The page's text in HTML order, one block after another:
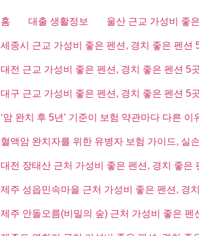
홈 대출 생활정보 울산 근교 가성비 좋
세종시 근교 가성비 좋은 펜션, 경치 좋은 펜션
대전 근교 가성비 좋은 펜션, 경치 좋은 펜션 5
대구 근교 가성비 좋은 펜션, 경치 좋은 펜션 5
‘암 완치 후 5년’ 기준이 보험 약관마다 다른
혈액암 완치자를 위한 유병자 보험 가이드, 실
대전 장태산 근처 가성비 좋은 펜션, 경치 좋은
제주 성읍민속마을 근처 가성비 좋은 펜션, 경
제주 안돌오름(비밀의 숲) 근처 가성비 좋은 펜